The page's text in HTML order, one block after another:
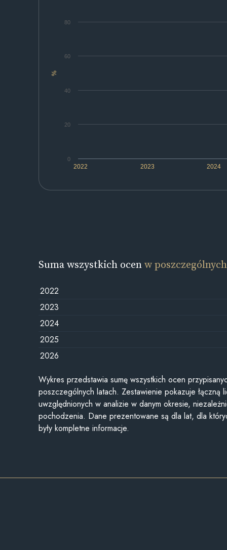
%
2022 2023 2024
0
20
40
60
80
Suma wszystkich ocenw
2022
2023
2024
2025
2026
Wykres przedstawia sumę wszystkich ocen
poszczególnych latach. Zestawienie pokazuje łączną
uwzględnionych w analizie w danym okresie,
pochodzenia. Dane prezentowane są dla lat, dla
były kompletne informacje.